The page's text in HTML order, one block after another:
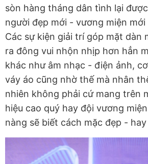
sòn hàng tháng dân tình lại
người đẹp mới - vương miện
Các sự kiện giải trí góp mặt dàn
ra đông vui nhộn nhịp hơn hẳn
khác như âm nhạc - điện ảnh,
váy áo cũng nhờ thế mà nhân
nhiên không phải cứ mang trên
hiệu cao quý hay đội vương
nàng sẽ biết cách mặc đẹp -